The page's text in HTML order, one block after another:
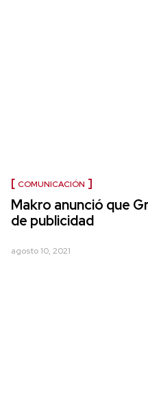
COMUNICACIÓN
Makro anunció que
de publicidad
agosto 10, 2021